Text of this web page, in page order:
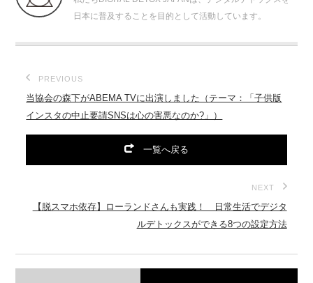
日本に普及することを目的として活動しています。
PREVIOUS
当協会の森下がABEMA TVに出演しました（テーマ：「子供版
インスタの中止要請SNSは心の害悪なのか?」）
一覧へ戻る
NEXT
【脱スマホ依存】ローランドさんも実践！ 日常生活でデジタ
ルデトックスができる8つの設定方法